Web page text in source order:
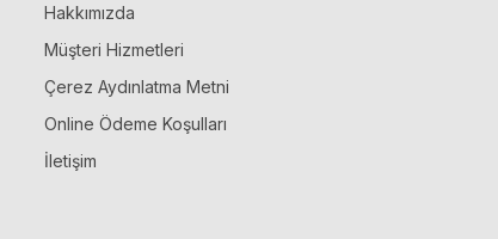
Hakkımızda
Müşteri Hizmetleri
Çerez Aydınlatma Metni
Online Ödeme Koşulları
İletişim